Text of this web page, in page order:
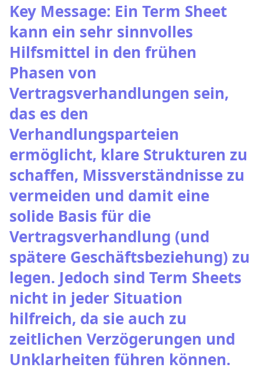
Key Message: Ein Term Sheet
kann ein sehr sinnvolles
Hilfsmittel in den frühen
Phasen von
Vertragsverhandlungen sein,
das es den
Verhandlungsparteien
ermöglicht, klare Strukturen zu
schaffen, Missverständnisse zu
vermeiden und damit eine
solide Basis für die
Vertragsverhandlung (und
spätere Geschäftsbeziehung) zu
legen. Jedoch sind Term Sheets
nicht in jeder Situation
hilfreich, da sie auch zu
zeitlichen Verzögerungen und
Unklarheiten führen können.